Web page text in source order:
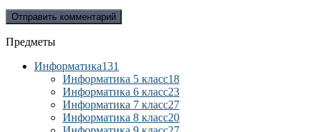
Предметы
Информатика131
Информатика 5 класс18
Информатика 6 класс23
Информатика 7 класс27
Информатика 8 класс20